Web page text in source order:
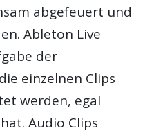
abgefeuert und
Ableton Live
der
einzelnen Clips
werden, egal
Audio Clips